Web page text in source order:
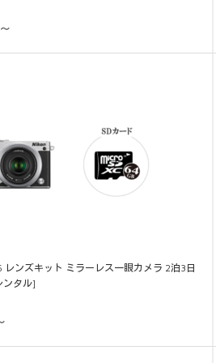
レンズキット ミラーレス一眼カメラ 2泊3日
ンタル]